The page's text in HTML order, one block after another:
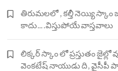
తిరుమలలో , కల్తీ నెయ్యి స్కాం
కాదు….విస్తుపోయే వాస్తవాలు
లిక్కర్ స్కాం లో ప్రస్తుతం
వెంకటేష్ నాయుడు ది, వైసీపీ